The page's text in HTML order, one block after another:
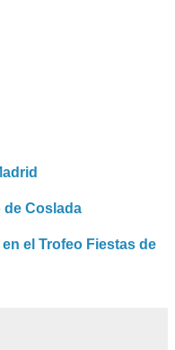
de Coslada
el Trofeo Fiestas de